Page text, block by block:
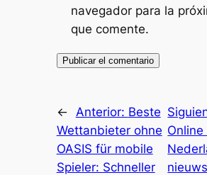
navegador para la
que comente.
← Anterior: Beste
Wettanbieter ohne
OASIS für mobile
Spieler: Schneller
Online